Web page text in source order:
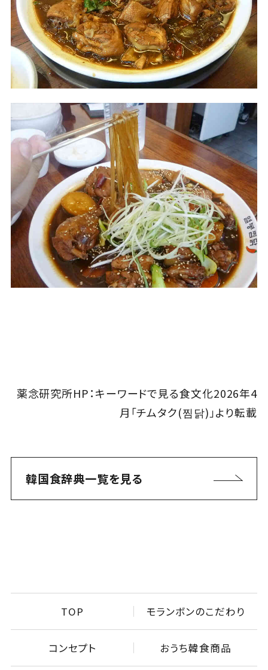
薬念研究所HP：キーワードで見る食文化2026年4
月「チムタク(찜닭)」より転載
韓国食辞典一覧を見る
TOP モランボンのこだわり
コンセプト おうち韓食商品